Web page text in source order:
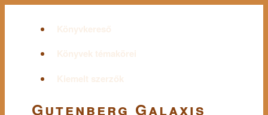
Könyvkereső
Könyvek témakörei
Kiemelt szerzők
Gutenberg Galaxis